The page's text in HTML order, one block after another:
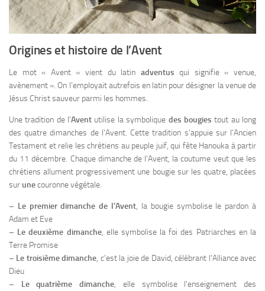
Origines et histoire de l’Avent
Le mot « Avent » vient du latin adventusqui signifie « venue,
avènement ». On l’employait autrefois en latin pour désigner la venue de
Jésus Christ sauveur parmi les hommes.
Une tradition de l’Avent utilise la symbolique des bougies tout au long
des quatre dimanches de l’Avent. Cette tradition s’appuie sur l’Ancien
Testament et relie les chrétiens au peuple juif, qui fête Hanouka à partir
du 11 décembre. Chaque dimanche de l’Avent, la coutume veut que les
chrétiens allument progressivement une bougie sur les quatre, placées
sur unecouronne végétale.
– Le premier dimanche de l’Avent, la bougie symbolise le pardon à
Adam et Eve
– Le deuxième dimanche, elle symbolise la foi des Patriarches en la
Terre Promise
– Le troisième dimanche, c’est la joie de David, célébrant l’Alliance avec
Dieu
– Le quatrième dimanche, elle symbolise l’enseignement des